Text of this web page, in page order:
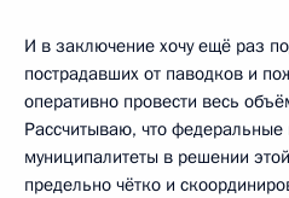
И в заключение хочу ещё раз
пострадавших от паводков и
оперативно провести весь
Рассчитываю, что федеральные
муниципалитеты в решении
предельно чётко и